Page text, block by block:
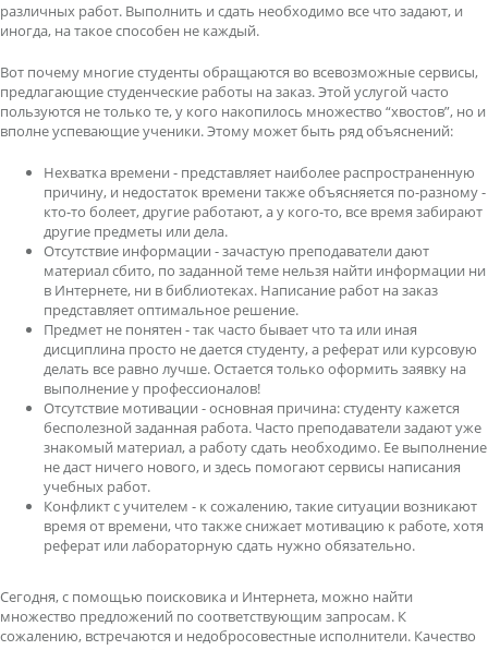
различных работ. Выполнить и сдать необходимо все что задают, и
иногда, на такое способен не каждый.
Вот почему многие студенты обращаются во всевозможные сервисы,
предлагающие студенческие работы на заказ. Этой услугой часто
пользуются не только те, у кого накопилось множество “хвостов”, но и
вполне успевающие ученики. Этому может быть ряд объяснений:
Нехватка времени - представляет наиболее распространенную
причину, и недостаток времени также объясняется по-разному -
кто-то болеет, другие работают, а у кого-то, все время забирают
другие предметы или дела.
Отсутствие информации - зачастую преподаватели дают
материал сбито, по заданной теме нельзя найти информации ни
в Интернете, ни в библиотеках. Написание работ на заказ
представляет оптимальное решение.
Предмет не понятен - так часто бывает что та или иная
дисциплина просто не дается студенту, а реферат или курсовую
делать все равно лучше. Остается только оформить заявку на
выполнение у профессионалов!
Отсутствие мотивации - основная причина: студенту кажется
бесполезной заданная работа. Часто преподаватели задают уже
знакомый материал, а работу сдать необходимо. Ее выполнение
не даст ничего нового, и здесь помогают сервисы написания
учебных работ.
Конфликт с учителем - к сожалению, такие ситуации возникают
время от времени, что также снижает мотивацию к работе, хотя
реферат или лабораторную сдать нужно обязательно.
Сегодня, с помощью поисковика и Интернета, можно найти
множество предложений по соответствующим запросам. К
сожалению, встречаются и недобросовестные исполнители. Качество